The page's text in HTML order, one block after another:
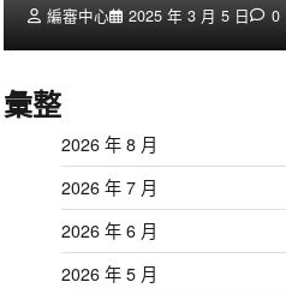
編審中心 2025 年 3 月 5 日 0
彙整
2026 年 8 月
2026 年 7 月
2026 年 6 月
2026 年 5 月